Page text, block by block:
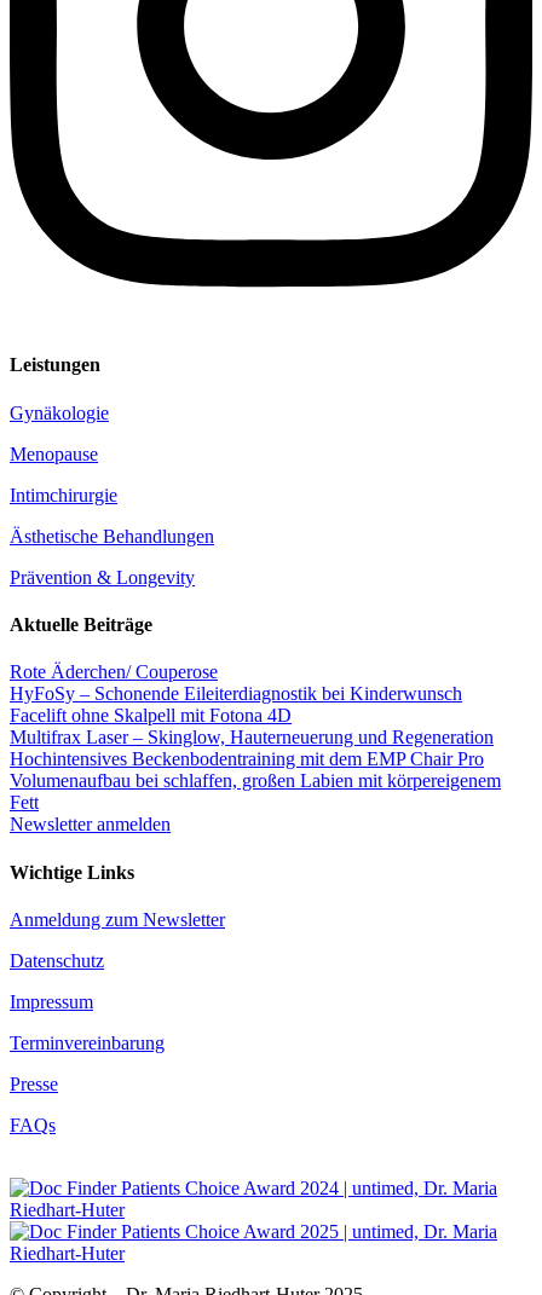
Leistungen
Gynäkologie
Menopause
Intimchirurgie
Ästhetische Behandlungen
Prävention & Longevity
Aktuelle Beiträge
Rote Äderchen/ Couperose
HyFoSy – Schonende Eileiterdiagnostik bei Kinderwunsch
Facelift ohne Skalpell mit Fotona 4D
Multifrax Laser – Skinglow, Hauterneuerung und Regeneration
Hochintensives Beckenbodentraining mit dem EMP Chair Pro
Volumenaufbau bei schlaffen, großen Labien mit körpereigenem
Fett
Newsletter anmelden
Wichtige Links
Anmeldung zum Newsletter
Datenschutz
Impressum
Terminvereinbarung
Presse
FAQs